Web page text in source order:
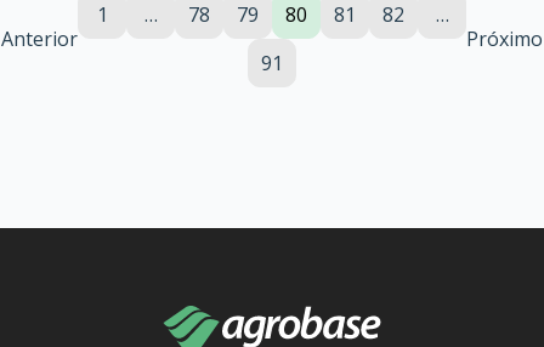
Anterior
1 … 78 79 80 81 82
…
91
Próximo